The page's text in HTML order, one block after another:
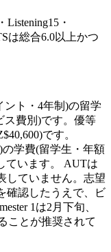
Listening15・
は総合6.0以上かつ
ント・4年制)の留学
ス費別)です。優等
です。
の学費(留学生・年額
ています。 AUTは
していません。志望
確認したうえで、ビ
1は2月下旬、
ことが推奨されて